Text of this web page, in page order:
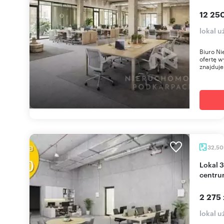
12
lokal
Biuro
ofertę
32,50
Lokal 32,5 m² na parterze w Olszynki Park (blisko
2 275
lokal